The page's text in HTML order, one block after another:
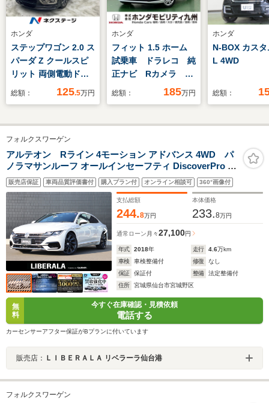
ホンダ
ステップワゴン 2.0 ス
パーダ Z クールスピ
リット 両側電動ド
ア 純正SDナビ バ
キー HIDヘッド ビ
ルトインETC クルコ
ン 純正17インチア
ルミ オートライト
オートエアコン
Bluetooth
総額： 125.5万円
ホンダ
フィット 1.5 ホーム
試乗車 ドラレコ 純
正ナビ Rカメラ ブ
総額： 185万円
ホンダ
N-BOX カス
L 4WD
総額：
フォルクスワーゲン
アルテオン Rライン 4モーション アドバンス 4WD パ
ノラマサンルーフ オールインセーフティ DiscoverPro 前
席パワーシート パワーリアゲート 運転席マッサージ機能
ACC プリクラッシュブレーキシステム アラウンドビュ
ーカメラ 純正20インチAW
販売店保証 車両品質評価書付 購入プラン付 オンライン相談可 360°画像付
支払総額
244.8万円
本体価格
233.8万円
通常ローン 月々27,100円
年式 2018年 走行 4.6万km
車検
車検整備付 修復
なし
保証
保証付 整備
法定整備付
住所
宮城県仙台市宮城野区
無
料
今すぐ在庫確認・見積依頼
電話する
カーセンサーアフター保証がBプランに付いています
販売店： ＬＩＢＥＲＡＬＡ リベラーラ仙台港
フォルクスワーゲン